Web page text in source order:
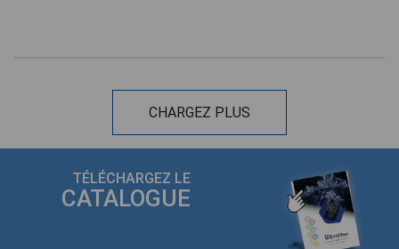
CHARGEZ PLUS
TÉLÉCHARGEZ LE
CATALOGUE